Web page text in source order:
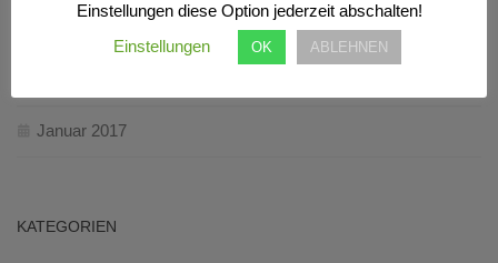
Januar 2017
KATEGORIEN
Einstellungen diese Option jederzeit abschalten!
Einstellungen
OK ABLEHNEN